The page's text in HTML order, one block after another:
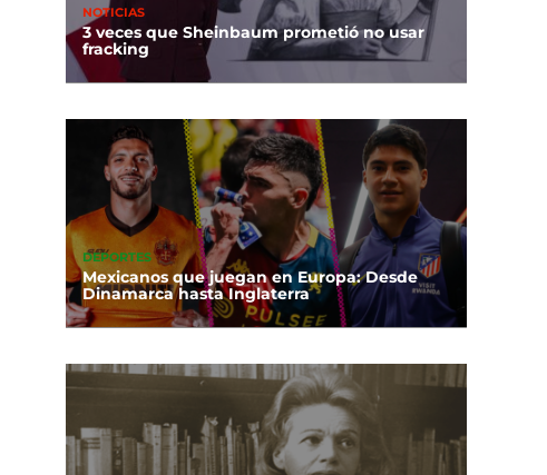
NOTICIAS
3 veces que Sheinbaum prometió no usar
fracking
DEPORTES
Mexicanos que juegan en Europa: Desde
Dinamarca hasta Inglaterra